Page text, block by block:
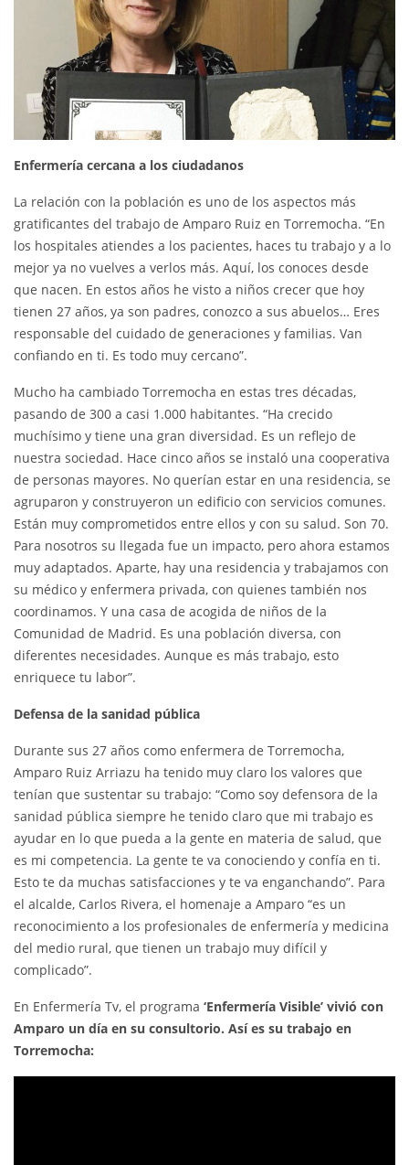
Enfermería cercana a los ciudadanos
La relación con la población es uno de los aspectos más
gratificantes del trabajo de Amparo Ruiz en Torremocha. “En
los hospitales atiendes a los pacientes, haces tu trabajo y a lo
mejor ya no vuelves a verlos más. Aquí, los conoces desde
que nacen. En estos años he visto a niños crecer que hoy
tienen 27 años, ya son padres, conozco a sus abuelos… Eres
responsable del cuidado de generaciones y familias. Van
confiando en ti. Es todo muy cercano”.
Mucho ha cambiado Torremocha en estas tres décadas,
pasando de 300 a casi 1.000 habitantes. “Ha crecido
muchísimo y tiene una gran diversidad. Es un reflejo de
nuestra sociedad. Hace cinco años se instaló una cooperativa
de personas mayores. No querían estar en una residencia, se
agruparon y construyeron un edificio con servicios comunes.
Están muy comprometidos entre ellos y con su salud. Son 70.
Para nosotros su llegada fue un impacto, pero ahora estamos
muy adaptados. Aparte, hay una residencia y trabajamos con
su médico y enfermera privada, con quienes también nos
coordinamos. Y una casa de acogida de niños de la
Comunidad de Madrid. Es una población diversa, con
diferentes necesidades. Aunque es más trabajo, esto
enriquece tu labor”.
Defensa de la sanidad pública
Durante sus 27 años como enfermera de Torremocha,
Amparo Ruiz Arriazu ha tenido muy claro los valores que
tenían que sustentar su trabajo: “Como soy defensora de la
sanidad pública siempre he tenido claro que mi trabajo es
ayudar en lo que pueda a la gente en materia de salud, que
es mi competencia. La gente te va conociendo y confía en ti.
Esto te da muchas satisfacciones y te va enganchando”. Para
el alcalde, Carlos Rivera, el homenaje a Amparo “es un
reconocimiento a los profesionales de enfermería y medicina
del medio rural, que tienen un trabajo muy difícil y
complicado”.
En Enfermería Tv, el programa ‘Enfermería Visible’ vivió con
Amparo un día en su consultorio. Así es su trabajo en
Torremocha: